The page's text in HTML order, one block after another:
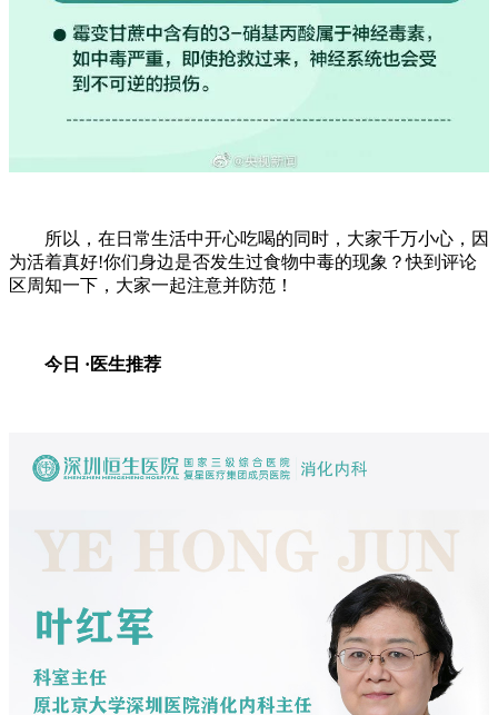
所以，在日常生活中开心吃喝的同时，大家千万小心，因
为活着真好!你们身边是否发生过食物中毒的现象？快到评论
区周知一下，大家一起注意并防范！
今日 · 医生推荐